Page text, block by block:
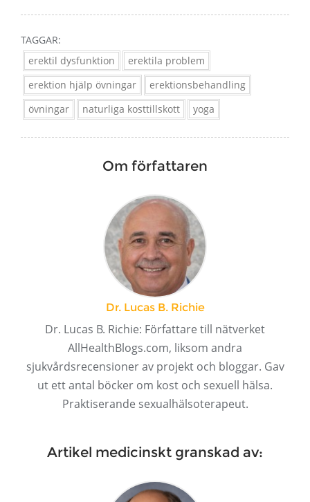
TAGGAR:
erektil dysfunktion
erektila problem
erektion hjälp övningar
erektionsbehandling
övningar
naturliga kosttillskott yoga
Om författaren
Dr. Lucas B. Richie
Dr. Lucas B. Richie: Författare till nätverket
AllHealthBlogs.com, liksom andra
sjukvårdsrecensioner av projekt och bloggar. Gav
ut ett antal böcker om kost och sexuell hälsa.
Praktiserande sexualhälsoterapeut.
Artikel medicinskt granskad av: